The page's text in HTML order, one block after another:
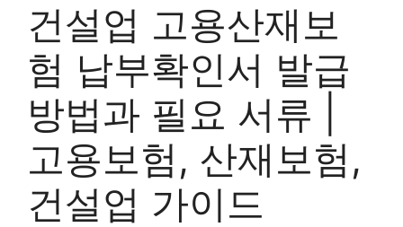
건설업 고용산재보
험 납부확인서 발급
방법과 필요 서류 |
고용보험, 산재보험,
건설업 가이드